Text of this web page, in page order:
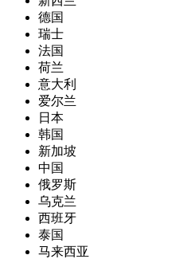
德国
瑞士
法国
荷兰
意大利
爱尔兰
日本
韩国
新加坡
中国
俄罗斯
乌克兰
西班牙
泰国
马来西亚